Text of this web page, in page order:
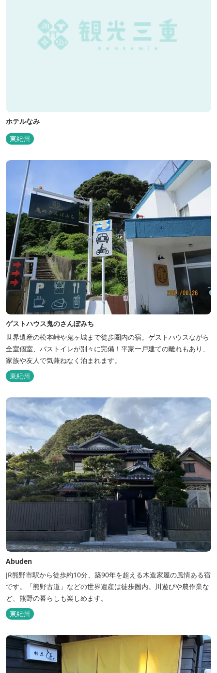
ホテルなみ
東紀州
ゲストハウス鬼のさんぽみち
世界遺産の松本峠や鬼ヶ城まで徒歩圏内の宿。ゲストハウスながら
全室個室、バストイレが別々に完備！平家一戸建ての離れもあり、
家族や友人で気兼ねなく泊まれます。
東紀州
Abuden
JR熊野市駅から徒歩約10分、築90年を超える木造家屋の風情ある宿
です。「熊野古道」などの世界遺産は徒歩圏内。川遊びや農作業な
ど、熊野の暮らしも楽しめます。
東紀州